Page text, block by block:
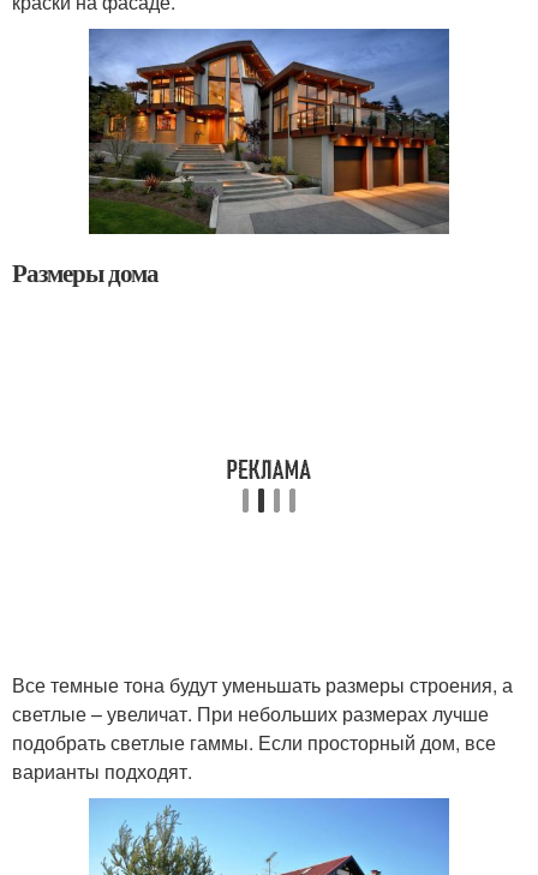
Размеры дома
Все темные тона будут уменьшать размеры строения, а
светлые – увеличат. При небольших размерах лучше
подобрать светлые гаммы. Если просторный дом, все
варианты подходят.